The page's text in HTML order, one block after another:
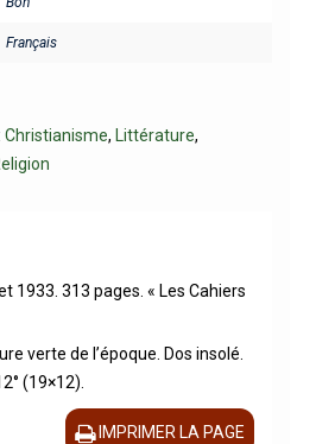
Français
Christianisme, Littérature,
1933. 313 pages. « Les Cahiers
verte de l’époque. Dos insolé.
(19×12).
IMPRIMER LA PAGE